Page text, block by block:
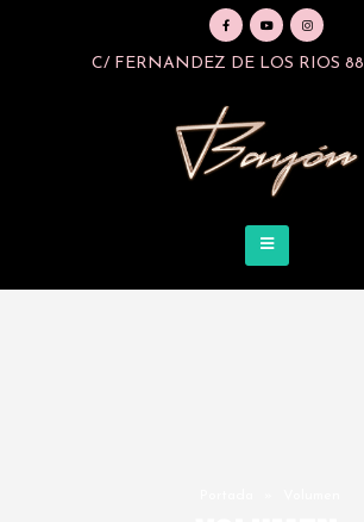
C/ FERNANDEZ DE LOS RIOS